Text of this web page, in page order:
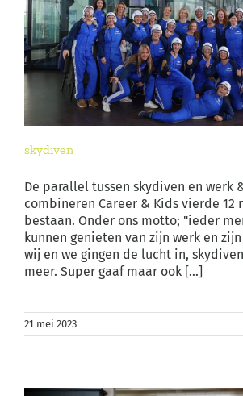
skydiven
De parallel tussen skydiven en werk
combineren Career & Kids vierde 12
bestaan. Onder ons motto; "ieder
kunnen genieten van zijn werk en
wij en we gingen de lucht in,
meer. Super gaaf maar ook [...]
21 mei 2023